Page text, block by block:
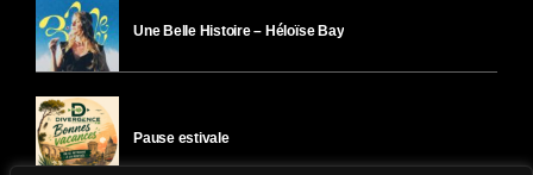
Une Belle Histoire – Héloïse Bay
Pause estivale